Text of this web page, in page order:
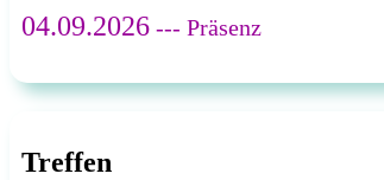
04.09.2026 --- Präsenz
Treffen